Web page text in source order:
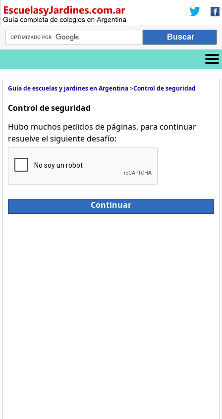
Guía de escuelas y jardines en Argentina>Control de seguridad
Control de seguridad
Hubo muchos pedidos de páginas, para continuar
resuelve el siguiente desafío:
Continuar